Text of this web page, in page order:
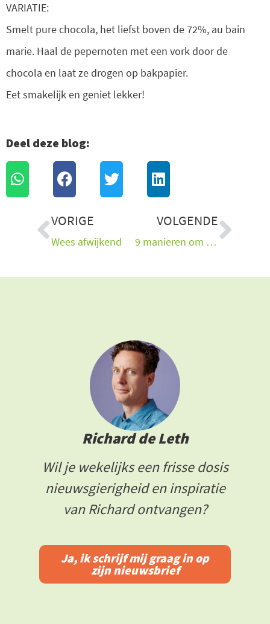
VARIATIE:
Smelt pure chocola, het liefst boven de 72%, au bain
marie. Haal de pepernoten met een vork door de
chocola en laat ze drogen op bakpapier.
Eet smakelijk en geniet lekker!
Deel deze blog:
Vorige
VORIGE
Wees afwijkend
VOLGENDE
9 manieren om te ontgiften (detoxen) zonder dure supplementen of sapjes
Richard de Leth
Wil je wekelijks een frisse dosis
nieuwsgierigheid en inspiratie
van Richard ontvangen?
Ja, ik schrijf mij graag in op
zijn nieuwsbrief